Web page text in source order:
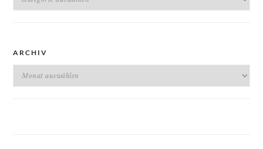
ARCHIV
Archiv